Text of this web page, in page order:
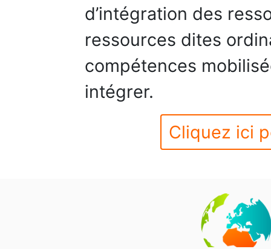
d’intégration des
ressources dites
compétences
intégrer.
Cliquez ici